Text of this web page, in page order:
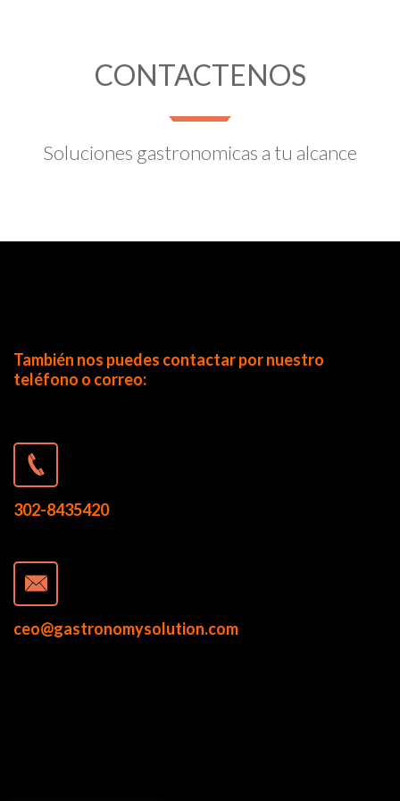
CONTACTENOS
Soluciones gastronomicas a tu alcance
También nos puedes contactar por nuestro
teléfono o correo:
302-8435420
ceo@gastronomysolution.com